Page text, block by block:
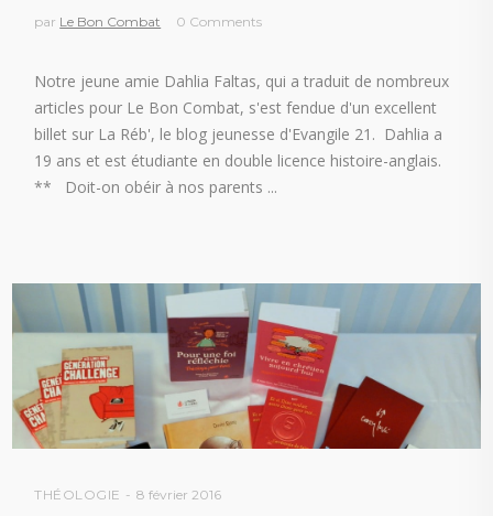
par Le Bon Combat 0 Comments
Notre jeune amie Dahlia Faltas, qui a traduit de nombreux
articles pour Le Bon Combat, s'est fendue d'un excellent
billet sur La Réb', le blog jeunesse d'Evangile 21. Dahlia a
19 ans et est étudiante en double licence histoire-anglais.
** Doit-on obéir à nos parents
THÉOLOGIE 8 février 2016